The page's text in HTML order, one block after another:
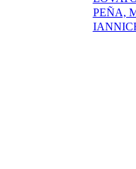
PEÑA,